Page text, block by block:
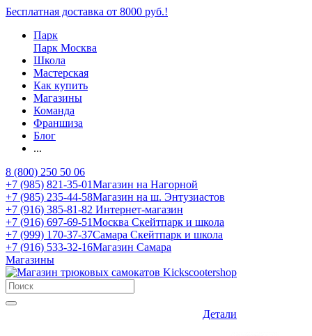
Бесплатная доставка от 8000 руб.!
Парк
Парк Москва
Школа
Мастерская
Как купить
Магазины
Команда
Франшиза
Блог
...
8 (800) 250 50 06
+7 (985) 821-35-01Магазин на Нагорной
+7 (985) 235-44-58Магазин на ш. Энтузиастов
+7 (916) 385-81-82 Интернет-магазин
+7 (916) 697-69-51Москва Скейтпарк и школа
+7 (999) 170-37-37Самара Скейтпарк и школа
+7 (916) 533-32-16Магазин Самара
Магазины
Детали